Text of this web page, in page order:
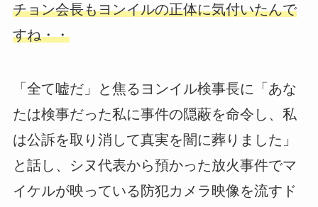
チョン会長もヨンイルの正体に気付いたんで
すね・・
「全て嘘だ」と焦るヨンイル検事長に「あな
たは検事だった私に事件の隠蔽を命令し、私
は公訴を取り消して真実を闇に葬りました」
と話し、シヌ代表から預かった放火事件でマ
イケルが映っている防犯カメラ映像を流すド